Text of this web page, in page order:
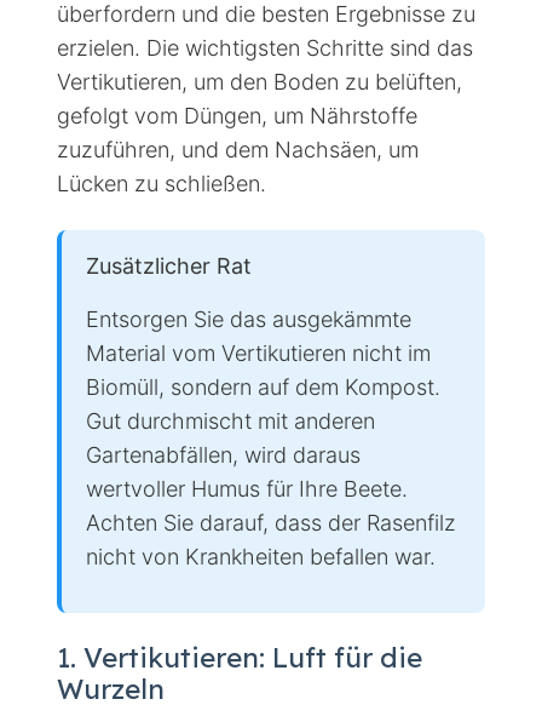
überfordern und die besten Ergebnisse zu
erzielen. Die wichtigsten Schritte sind das
Vertikutieren, um den Boden zu belüften,
gefolgt vom Düngen, um Nährstoffe
zuzuführen, und dem Nachsäen, um
Lücken zu schließen.
Zusätzlicher Rat
Entsorgen Sie das ausgekämmte
Material vom Vertikutieren nicht im
Biomüll, sondern auf dem Kompost.
Gut durchmischt mit anderen
Gartenabfällen, wird daraus
wertvoller Humus für Ihre Beete.
Achten Sie darauf, dass der Rasenfilz
nicht von Krankheiten befallen war.
1. Vertikutieren: Luft für die
Wurzeln